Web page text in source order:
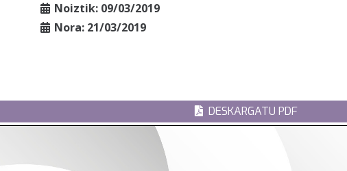
Noiztik: 09/03/2019
Nora: 21/03/2019
DESKARGATU PDF